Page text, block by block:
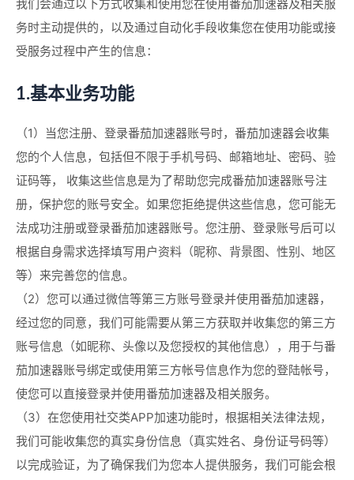
我们会通过以下方式收集和使用您在使用番茄加速器及相关服
务时主动提供的，以及通过自动化手段收集您在使用功能或接
受服务过程中产生的信息：
1.基本业务功能
（1）当您注册、登录番茄加速器账号时，番茄加速器会收集
您的个人信息，包括但不限于手机号码、邮箱地址、密码、验
证码等， 收集这些信息是为了帮助您完成番茄加速器账号注
册，保护您的账号安全。如果您拒绝提供这些信息，您可能无
法成功注册或登录番茄加速器账号。您注册、登录账号后可以
根据自身需求选择填写用户资料（昵称、背景图、性别、地区
等）来完善您的信息。
（2）您可以通过微信等第三方账号登录并使用番茄加速器，
经过您的同意，我们可能需要从第三方获取并收集您的第三方
账号信息（如昵称、头像以及您授权的其他信息），用于与番
茄加速器账号绑定或使用第三方帐号信息作为您的登陆帐号，
使您可以直接登录并使用番茄加速器及相关服务。
（3）在您使用社交类APP加速功能时，根据相关法律法规，
我们可能收集您的真实身份信息（真实姓名、身份证号码等）
以完成验证，为了确保我们为您本人提供服务，我们可能会根